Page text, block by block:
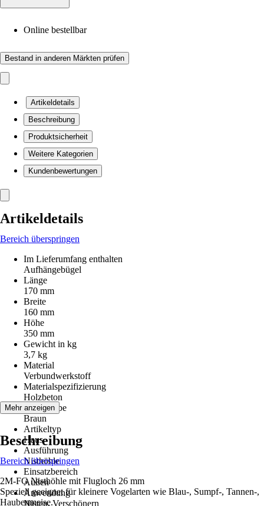
Online bestellbar
Bestand in anderen Märkten prüfen
Artikeldetails
Beschreibung
Produktsicherheit
Weitere Kategorien
Kundenbewertungen
Artikeldetails
Bereich überspringen
Im Lieferumfang enthalten
Aufhängebügel
Länge
170 mm
Breite
160 mm
Höhe
350 mm
Gewicht in kg
3,7 kg
Material
Verbundwerkstoff
Materialspezifizierung
Holzbeton
Grundfarbe
Braun
Artikeltyp
Haus
Ausführung
Nisthöhle
Einsatzbereich
Außen
Anwendung
Nisten, Verschönern
Mehr anzeigen
Beschreibung
Bereich überspringen
2M-FG Nisthöhle mit Flugloch 26 mm
Speziell geeignet für kleinere Vogelarten wie Blau-, Sumpf-, Tannen-,
Haubenmeise.